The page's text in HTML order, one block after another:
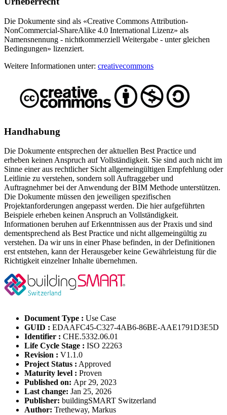
Die Dokumente sind als «Creative Commons Attribution-
NonCommercial-ShareAlike 4.0 International Lizenz» als
Namensnennung - nichtkommerziell Weitergabe - unter gleichen
Bedingungen» lizenziert.
Weitere Informationen unter: creativecommons
Handhabung
Die Dokumente entsprechen der aktuellen Best Practice und
erheben keinen Anspruch auf Vollständigkeit. Sie sind auch nicht im
Sinne einer aus rechtlicher Sicht allgemeingültigen Empfehlung oder
Leitlinie zu verstehen, sondern soll Auftraggeber und
Auftragnehmer bei der Anwendung der BIM Methode unterstützen.
Die Dokumente müssen den jeweiligen spezifischen
Projektanforderungen angepasst werden. Die hier aufgeführten
Beispiele erheben keinen Anspruch an Vollständigkeit.
Informationen beruhen auf Erkenntnissen aus der Praxis und sind
dementsprechend als Best Practice und nicht allgemeingültig zu
verstehen. Da wir uns in einer Phase befinden, in der Definitionen
erst entstehen, kann der Herausgeber keine Gewährleistung für die
Richtigkeit einzelner Inhalte übernehmen.
Document Type : Use Case
GUID : EDAAFC45-C327-4AB6-86BE-AAE1791D3E5D
Identifier : CHE.5332.06.01
Life Cycle Stage : ISO 22263
Revision : V1.1.0
Project Status : Approved
Maturity level : Proven
Published on: Apr 29, 2023
Last change: Jan 25, 2026
Publisher: buildingSMART Switzerland
Author: Tretheway, Markus